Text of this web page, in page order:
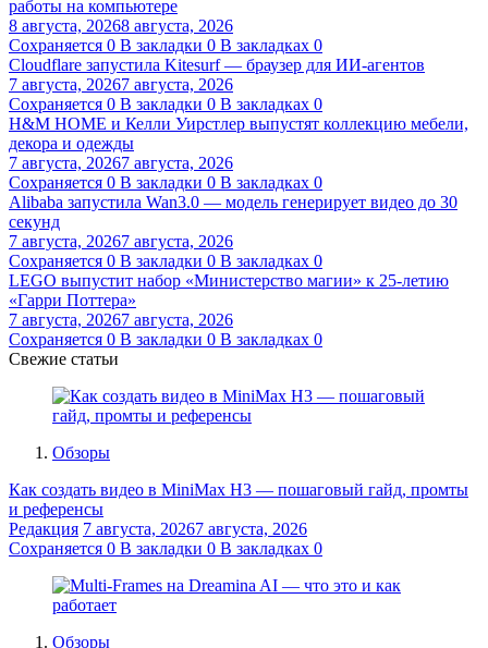
работы на компьютере
8 августа, 20268 августа, 2026
Сохраняется 0 В закладки 0 В закладках 0
Cloudflare запустила Kitesurf — браузер для ИИ-агентов
7 августа, 20267 августа, 2026
Сохраняется 0 В закладки 0 В закладках 0
H&M HOME и Келли Уирстлер выпустят коллекцию мебели,
декора и одежды
7 августа, 20267 августа, 2026
Сохраняется 0 В закладки 0 В закладках 0
Alibaba запустила Wan3.0 — модель генерирует видео до 30
секунд
7 августа, 20267 августа, 2026
Сохраняется 0 В закладки 0 В закладках 0
LEGO выпустит набор «Министерство магии» к 25-летию
«Гарри Поттера»
7 августа, 20267 августа, 2026
Сохраняется 0 В закладки 0 В закладках 0
Свежие статьи
Обзоры
Как создать видео в MiniMax H3 — пошаговый гайд, промты
и референсы
Редакция 7 августа, 20267 августа, 2026
Сохраняется 0 В закладки 0 В закладках 0
Обзоры